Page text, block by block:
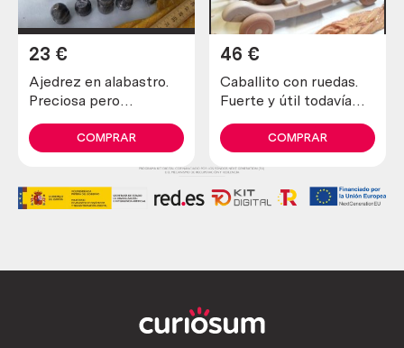
Ajedrez en alabastro.
Preciosa pero
estado.
23 €
COMPRAR
Caballito con ruedas.
Fuerte y útil todavía
2000
46 €
COMPRAR